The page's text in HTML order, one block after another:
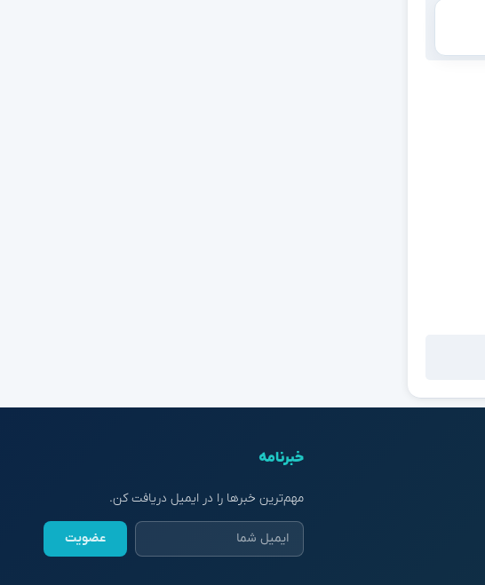
خبرنامه
مهم‌ترین خبرها را در ایمیل دریافت کن.
عضویت